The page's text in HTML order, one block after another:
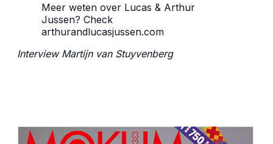
Meer weten over Lucas & Arthur
Jussen? Check
arthurandlucasjussen.com
Interview Martijn van Stuyvenberg